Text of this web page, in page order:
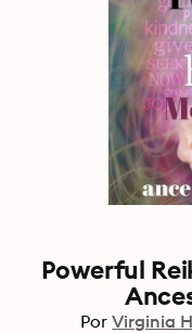
Powerful
Por Virginia